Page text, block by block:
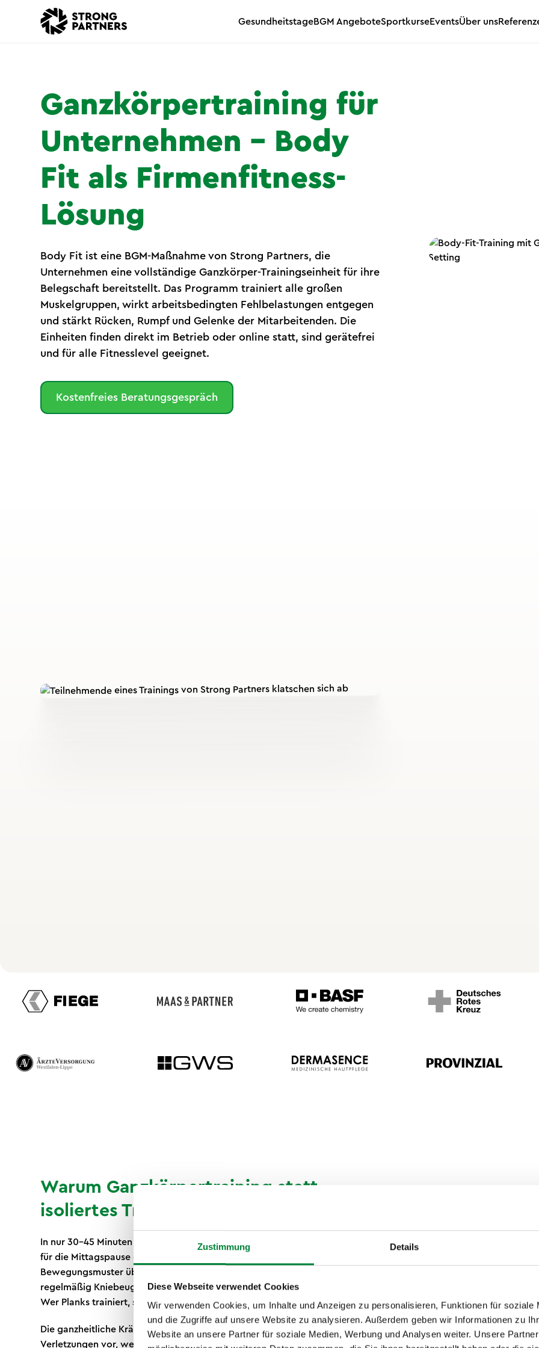
Zustimmung Details
Diese Webseite verwendet Cookies
Wir verwenden Cookies, um Inhalte und Anzeigen zu personalisieren, Funktionen für soziale
und die Zugriffe auf unsere Website zu analysieren. Außerdem geben wir Informationen zu
Website an unsere Partner für soziale Medien, Werbung und Analysen weiter. Unsere
GesundheitstageBGM AngeboteSportkurseEventsÜber uns
Ganzkörpertraining für
Unternehmen – Body
Fit als Firmenfitness-
Lösung
Body Fit ist eine BGM-Maßnahme von Strong Partners, die
Unternehmen eine vollständige Ganzkörper-Trainingseinheit für ihre
Belegschaft bereitstellt. Das Programm trainiert alle großen
Muskelgruppen, wirkt arbeitsbedingten Fehlbelastungen entgegen
und stärkt Rücken, Rumpf und Gelenke der Mitarbeitenden. Die
Einheiten finden direkt im Betrieb oder online statt, sind gerätefrei
und für alle Fitnesslevel geeignet.
Kostenfreies Beratungsgespräch
Warum Ganzkörpertraining statt
isoliertes Training?
In nur 30-45 Minuten trainierst du alle wichtigen Muskelgruppen – perfekt
für die Mittagspause oder nach Feierabend. Die funktionalen
Bewegungsmuster übertragen sich direkt auf Alltagssituationen: Wer
regelmäßig Kniebeugen macht, hebt schwere Kisten rückenschonender.
Wer Planks trainiert, sitzt automatisch aufrechter am Schreibtisch.
Die ganzheitliche Kräftigung von Rücken, Rumpf und Extremitäten beugt
Verletzungen vor, weil die Stabilisierungsmuskulatur gestärkt wird. Laut